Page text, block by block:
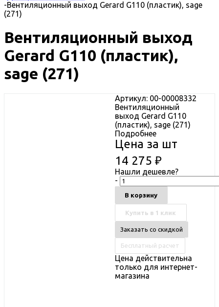
-Вентиляционный выход Gerard G110 (пластик), sage
(271)
Вентиляционный выход
Gerard G110 (пластик),
sage (271)
Артикул: 00-00008332
Вентиляционный
выход Gerard G110
(пластик), sage (271)
Подробнее
Цена за шт
14 275 ₽
Нашли дешевле?
-
В корзину
Купить в 1 клик
Заказать со скидкой
Бесплатный расчет
Цена действительна
только для интернет-
магазина